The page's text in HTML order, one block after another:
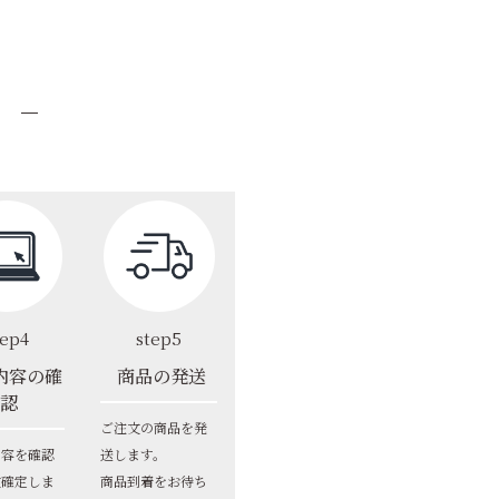
容の確
認
を確認
定しま
step5
商品の発送
ご注文の商品を発
送します。
商品到着をお待ち